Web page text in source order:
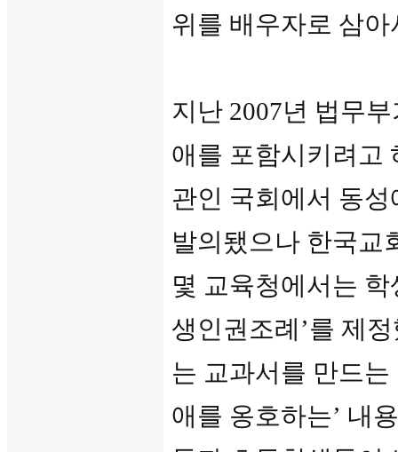
위를 배우자로 삼
지난 2007년 법무
애를 포함시키려고
관인 국회에서 동
발의됐으나 한국교
몇 교육청에서는
생인권조례’를 제
는 교과서를 만드
애를 옹호하는’ 내